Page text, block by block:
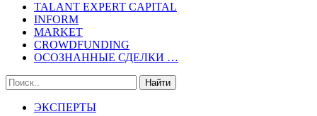
TALANT EXPERT CAPITAL
INFORM
MARKET
CROWDFUNDING
ОСОЗНАННЫЕ СДЕЛКИ …
ЭКСПЕРТЫ